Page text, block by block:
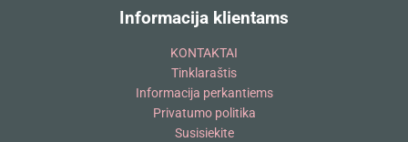
Informacija klientams
KONTAKTAI
Tinklaraštis
Informacija perkantiems
Privatumo politika
Susisiekite